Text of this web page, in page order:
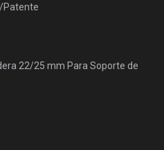
Patente
22/25 mm Para Soporte de